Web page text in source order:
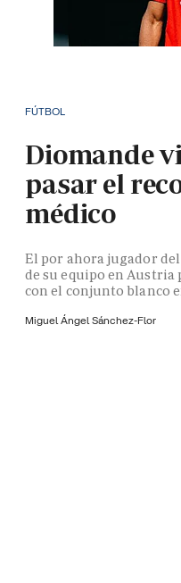
FÚTBOL
Diomande
pasar el
médico
El por ahora jugador
de su equipo en Austria
con el conjunto blanco
Miguel Ángel Sánchez-Flor